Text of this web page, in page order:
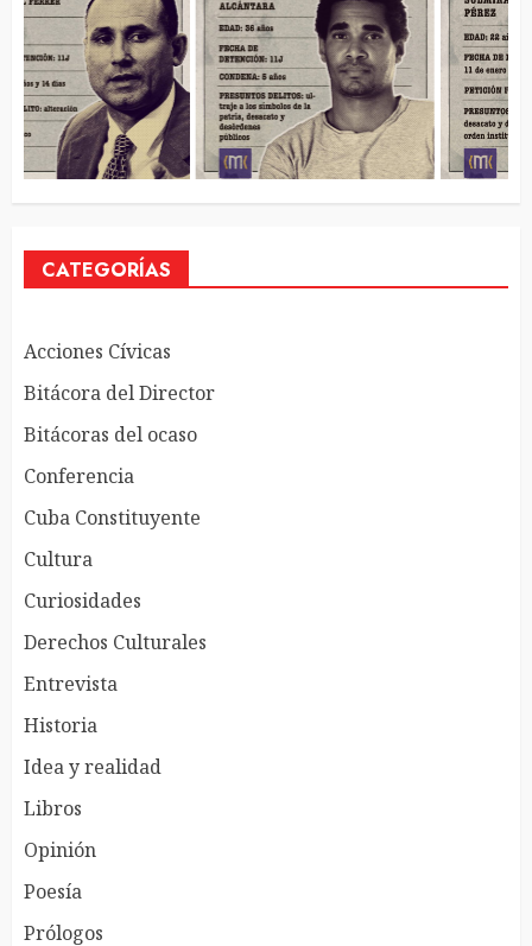
CATEGORÍAS
Acciones Cívicas
Bitácora del Director
Bitácoras del ocaso
Conferencia
Cuba Constituyente
Cultura
Curiosidades
Derechos Culturales
Entrevista
Historia
Idea y realidad
Libros
Opinión
Poesía
Prólogos